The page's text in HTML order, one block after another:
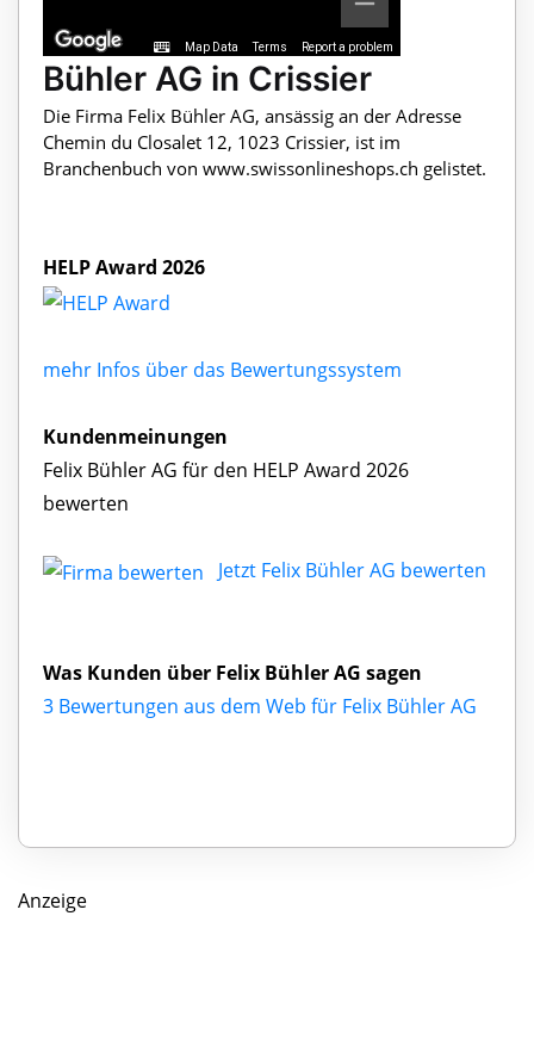
Map Data Terms Report a problem
Bühler AG in Crissier
Die Firma Felix Bühler AG, ansässig an der Adresse
Chemin du Closalet 12, 1023 Crissier, ist im
Branchenbuch von www.swissonlineshops.ch gelistet.
HELP Award 2026
mehr Infos über das Bewertungssystem
Kundenmeinungen
Felix Bühler AG für den HELP Award 2026
bewerten
Jetzt Felix Bühler AG bewerten
Was Kunden über Felix Bühler AG sagen
3 Bewertungen aus dem Web für Felix Bühler AG
Anzeige